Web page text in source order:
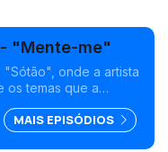
"Mente-me"
"Sótão", onde a artista
os temas que a
MAIS EPISÓDIOS